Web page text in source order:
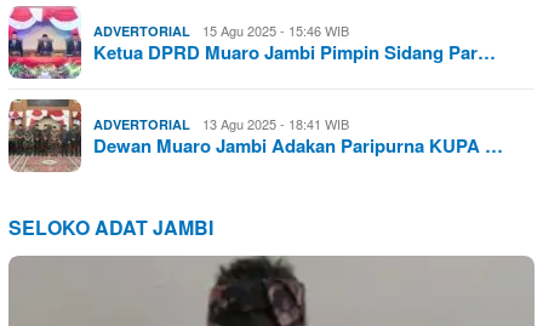
ADVERTORIAL 15 Agu 2025 - 15:46 WIB
Ketua DPRD Muaro Jambi Pimpin Sidang Par…
ADVERTORIAL 13 Agu 2025 - 18:41 WIB
Dewan Muaro Jambi Adakan Paripurna KUPA …
SELOKO ADAT JAMBI